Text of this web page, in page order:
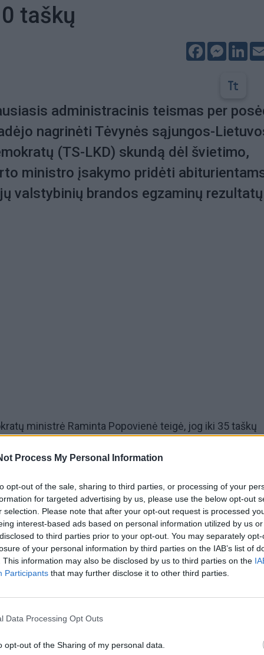
Process My Personal Information
opt-out of the sale, sharing to third parties, or processing of your
for targeted advertising by us, please use the below opt-out
selection. Please note that after your opt-out request is processed
interest-based ads based on personal information utilized by us
to third parties prior to your opt-out. You may separately
of your personal information by third parties on the IAB’s list of
This information may also be disclosed by us to third parties on the
Participants that may further disclose it to other third parties.
Data Processing Opt Outs
opt-out of the Sharing of my personal data.
taškų
Facebook
administracinis teismas per
nagrinėti Tėvynės sąjungos-
(TS-LKD) skundą dėl švietimo,
ministro įsakymo pridėti
valstybinių brandos egzaminų
ministrė Raminta Popovienė teigė, jog iki 35 taškų
egzaminų, išskyrus lietuvių kalbos ir literatūros,
Popovienė, nuspręsta nuo 1 iki 5 taškų pridėti ir tiems
matematikos egzamino dalyje surinko nuo 17 iki
sistema demotyvuoja stropiausius mokinius.